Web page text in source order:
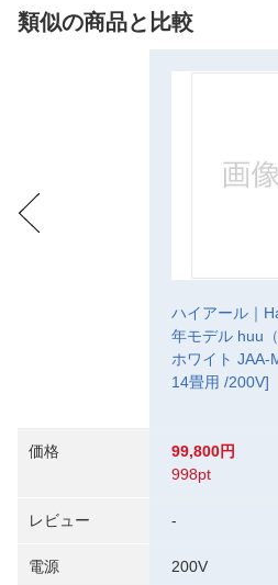
類似の商品と比較
価格
レビュー
電源
ハイアール｜
年モデル huu
ホワイト JAA-
14畳用 /200V]
99,800円
998pt
-
200V